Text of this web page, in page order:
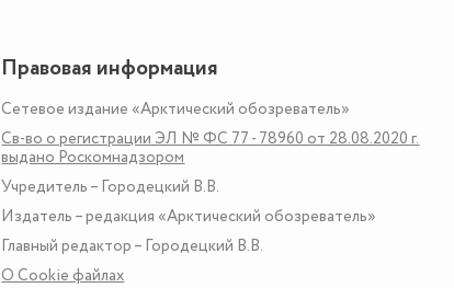
Правовая информация
Сетевое издание «Арктический обозреватель»
Св-во о регистрации ЭЛ № ФС 77 - 78960 от 28.08.2020 г.
выдано Роскомнадзором
Учредитель – Городецкий В.В.
Издатель – редакция «Арктический обозреватель»
Главный редактор – Городецкий В.В.
О Сookie файлах